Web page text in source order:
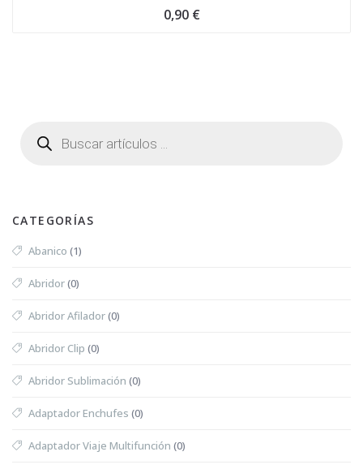
0,90 €
CATEGORÍAS
Abanico (1)
Abridor(0)
Abridor Afilador(0)
Abridor Clip (0)
Abridor Sublimación (0)
Adaptador Enchufes (0)
Adaptador Viaje Multifunción (0)